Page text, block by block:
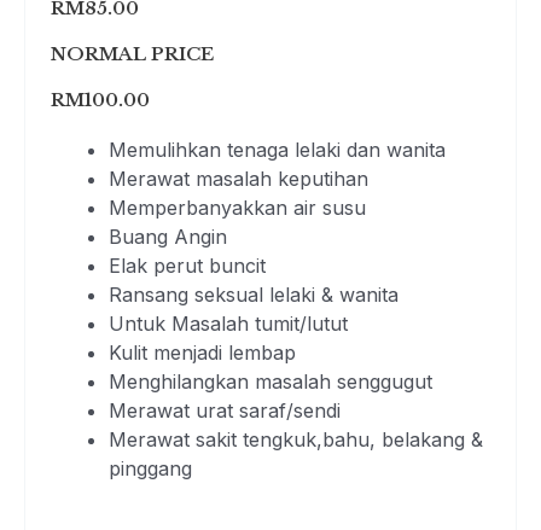
RM85.00
NORMAL PRICE
RM100.00
Memulihkan tenaga lelaki dan wanita
Merawat masalah keputihan
Memperbanyakkan air susu
Buang Angin
Elak perut buncit
Ransang seksual lelaki & wanita
Untuk Masalah tumit/lutut
Kulit menjadi lembap
Menghilangkan masalah senggugut
Merawat urat saraf/sendi
Merawat sakit tengkuk,bahu, belakang &
pinggang